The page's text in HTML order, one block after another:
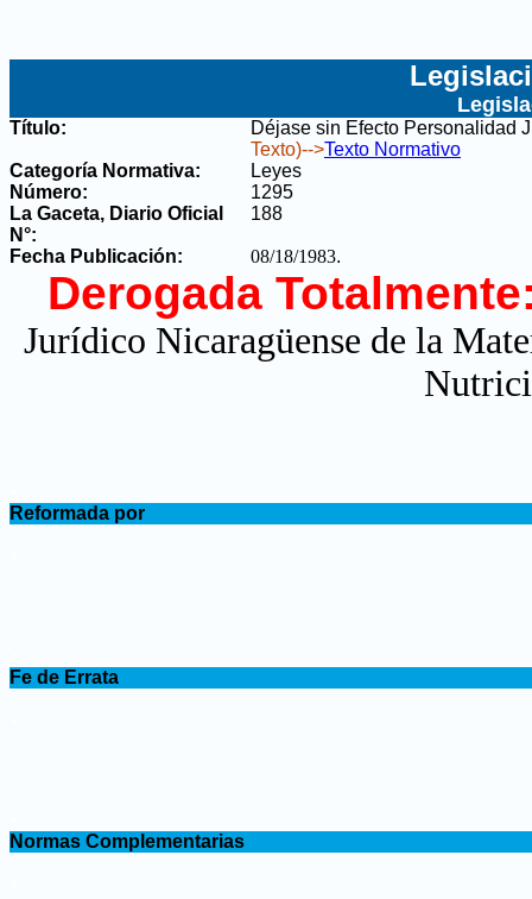
Título:
Déjase sin Efecto Personalidad
Texto)-->Texto Normativo
Categoría Normativa:
Leyes
Número:
1295
La Gaceta, Diario Oficial
N°:
188
Fecha Publicación: 08/18/1983.
Derogada
Jurídico Nicaragüense de la
Reformada por
Fe de Errata
Normas Complementarias